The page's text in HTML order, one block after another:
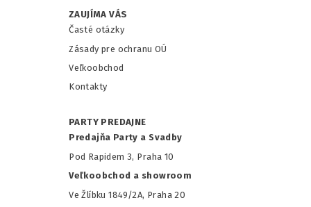
ZAUJÍMA VÁS
Časté otázky
Zásady pre ochranu OÚ
Veľkoobchod
Kontakty
PARTY PREDAJNE
Predajňa Party a Svadby
Pod Rapidem 3, Praha 10
Veľkoobchod a showroom
Ve Žlíbku 1849/2A, Praha 20